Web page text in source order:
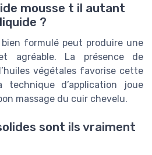
mousse t il autant
?
bien formulé peut produire une
agréable. La présence de
végétales favorise cette
technique d’application joue
massage du cuir chevelu.
sont ils vraiment